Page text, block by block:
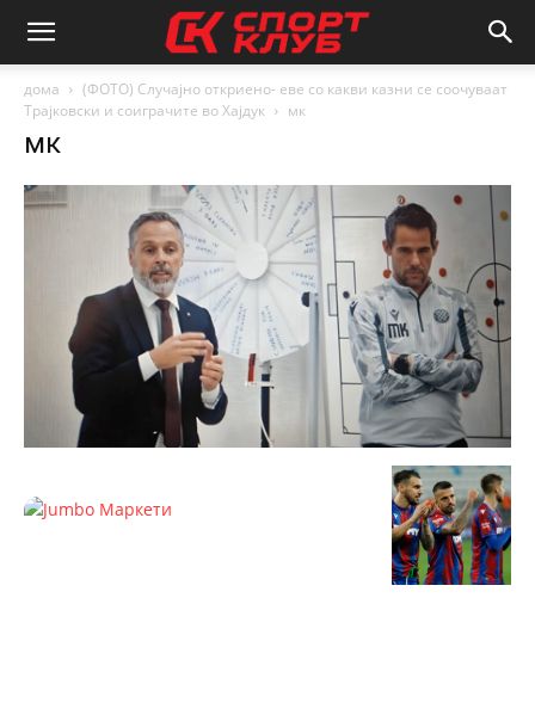
дома
(ФОТО) Случајно откриено- еве со какви казни се соочуваат
Трајковски и соиграчите во Хајдук
мк
мк